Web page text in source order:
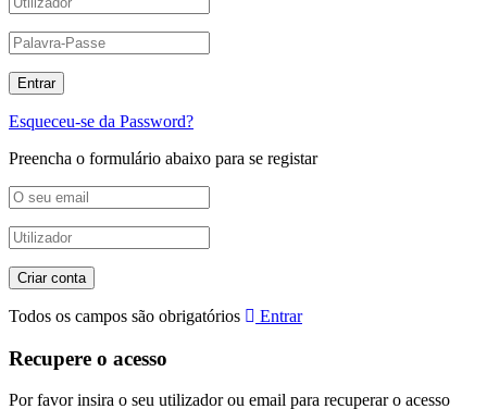
Esqueceu-se da Password?
Preencha o formulário abaixo para se registar
Todos os campos são obrigatórios Entrar
Recupere o acesso
Por favor insira o seu utilizador ou email para recuperar o acesso